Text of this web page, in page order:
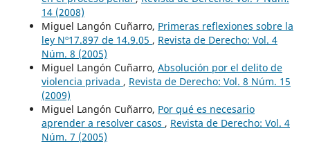
14 (2008)
Miguel Langón Cuñarro, Primeras reflexiones sobre la
ley Nº17.897 de 14.9.05 , Revista de Derecho: Vol. 4
Núm. 8 (2005)
Miguel Langón Cuñarro, Absolución por el delito de
violencia privada , Revista de Derecho: Vol. 8 Núm. 15
(2009)
Miguel Langón Cuñarro, Por qué es necesario
aprender a resolver casos , Revista de Derecho: Vol. 4
Núm. 7 (2005)